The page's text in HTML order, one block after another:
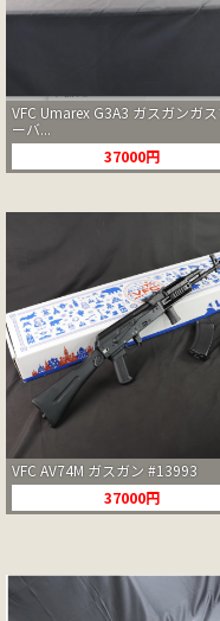
VFC Umarex G3A3 ガスガンガ
ーバ...
37000円
VFC AV74M ガスガン #13993
37000円